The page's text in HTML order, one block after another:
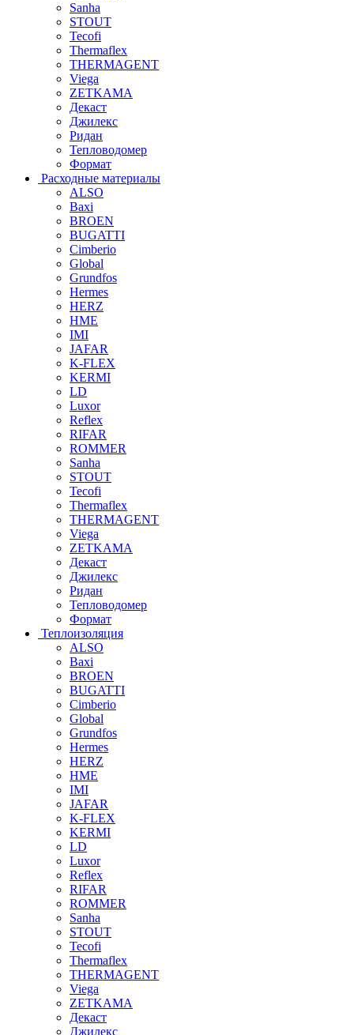
Sanha
STOUT
Tecofi
Thermaflex
THERMAGENT
Viega
ZETKAMA
Декаст
Джилекс
Ридан
Тепловодомер
Формат
Расходные материалы
ALSO
Baxi
BROEN
BUGATTI
Cimberio
Global
Grundfos
Hermes
HERZ
HME
IMI
JAFAR
K-FLEX
KERMI
LD
Luxor
Reflex
RIFAR
ROMMER
Sanha
STOUT
Tecofi
Thermaflex
THERMAGENT
Viega
ZETKAMA
Декаст
Джилекс
Ридан
Тепловодомер
Формат
Теплоизоляция
ALSO
Baxi
BROEN
BUGATTI
Cimberio
Global
Grundfos
Hermes
HERZ
HME
IMI
JAFAR
K-FLEX
KERMI
LD
Luxor
Reflex
RIFAR
ROMMER
Sanha
STOUT
Tecofi
Thermaflex
THERMAGENT
Viega
ZETKAMA
Декаст
Джилекс